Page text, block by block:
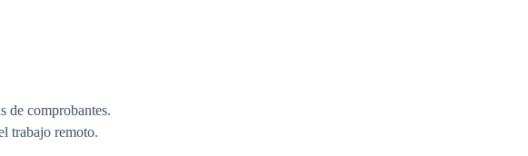
de comprobantes.
trabajo remoto.